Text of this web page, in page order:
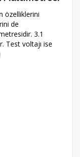
özelliklerini
de
3.1
Test voltajı ise